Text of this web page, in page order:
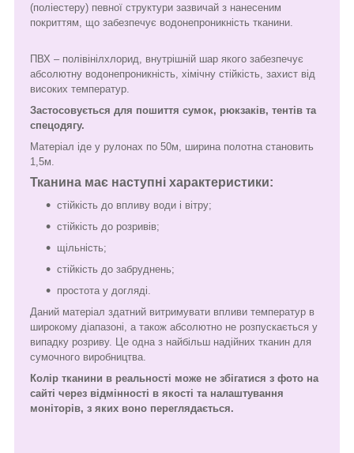
(поліестеру) певної структури зазвичай з нанесеним
покриттям, що забезпечує водонепроникність тканини.
ПВХ – полівінілхлорид, внутрішній шар якого забезпечує
абсолютну водонепроникність, хімічну стійкість, захист від
високих температур.
Застосовується для пошиття сумок, рюкзаків, тентів та
спецодягу.
Матеріал іде у рулонах по 50м, ширина полотна становить
1,5м.
Тканина має наступні характеристики:
стійкість до впливу води і вітру;
стійкість до розривів;
щільність;
стійкість до забруднень;
простота у догляді.
Даний матеріал здатний витримувати впливи температур в
широкому діапазоні, а також абсолютно не розпускається у
випадку розриву. Це одна з найбільш надійних тканин для
сумочного виробництва.
Колір тканини в реальності може не збігатися з фото на
сайті через відмінності в якості та налаштування
моніторів, з яких воно переглядається.